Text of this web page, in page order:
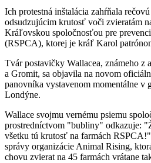
Ich protestná inštalácia zahŕňala
odsudzujúcim krutosť voči zvieratám
Kráľovskou spoločnosťou pre
(RSPCA), ktorej je kráľ Karol
Tvár postavičky Wallacea, známeho z
a Gromit, sa objavila na novom
panovníka vystavenom momentálne
Londýne.
Wallace svojmu vernému psiemu
prostredníctvom "bubliny" odkazuje:
všetku tú krutosť na farmách
správy organizácie Animal Rising,
chovu zvierat na 45 farmách vrátane